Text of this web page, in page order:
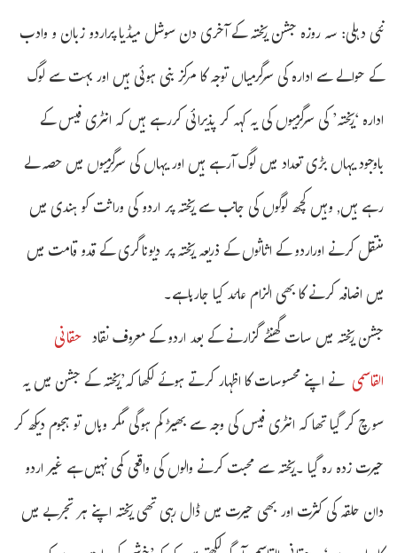
نئی دہلی: سہ روزہ جشن ریختہ کے آخری دن سوشل میڈیا پراردو زبان و وادب
کے حوالے سے ادارہ کی سرگرمیاں توجہ کا مرکز بنی ہوئی ہیں اور بہت سے لوگ
ادارہ ‘ریختہ’ کی سرگرمیوں کی یہ کہہ کر پذیرائی کررہے ہیں کہ انٹری فیس کے
باوجود یہاں بڑی تعداد میں لوگ آرہے ہیں اور یہاں کی سرگرمیوں میں حصہ لے
رہے ہیں, وہیں کچھ لوگوں کی جانب سے ریختہ پر اردو کی وراثت کو ہندی میں
منتقل کرنے اوراردو کے اثاثوں کے ذریعہ ریختہ پر دیوناگری کے قدو قامت میں
میں اضافہ کرنے کا بھی الزام عائد کیا جارہاہے۔
جشن ریختہ میں سات گھنٹے گزارنے کے بعد اردو کے معروف نقاد حقانی
القاسمینے اپنے محسوسات کا اظہار کرتے ہوئے لکھا کہ’ریختہ کے جشن میں یہ
سوچ کر گیا تھا کہ انٹری فیس کی وجہ سے بھیڑ کم ہوگی مگر وہاں تو ہجوم دیکھ کر
حیرت زدہ رہ گیا ۔ریختہ سے محبت کرنے والوں کی واقعی کمی نہیں ہے غیر اردو
دان حلقہ کی کثرت اور بھی حیرت میں ڈال رہی تھی ریختہ اپنے ہر تجربے میں